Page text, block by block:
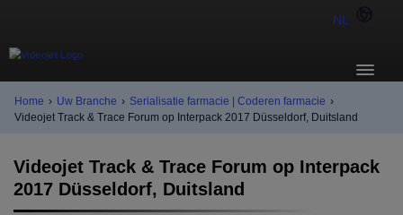
NL
Home › Uw Branche › Serialisatie farmacie | Coderen farmacie ›
Videojet Track & Trace Forum op Interpack 2017 Düsseldorf, Duitsland
Videojet Track & Trace Forum op Interpack
2017 Düsseldorf, Duitsland